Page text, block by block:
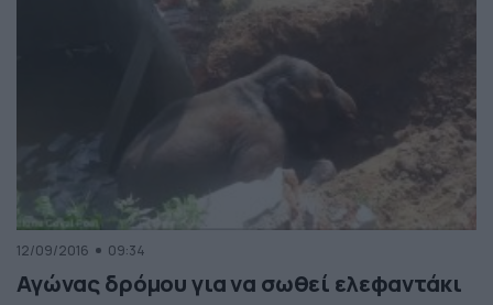
12/09/2016 09:34
Αγώνας δρόμου για να σωθεί ελεφαντάκι